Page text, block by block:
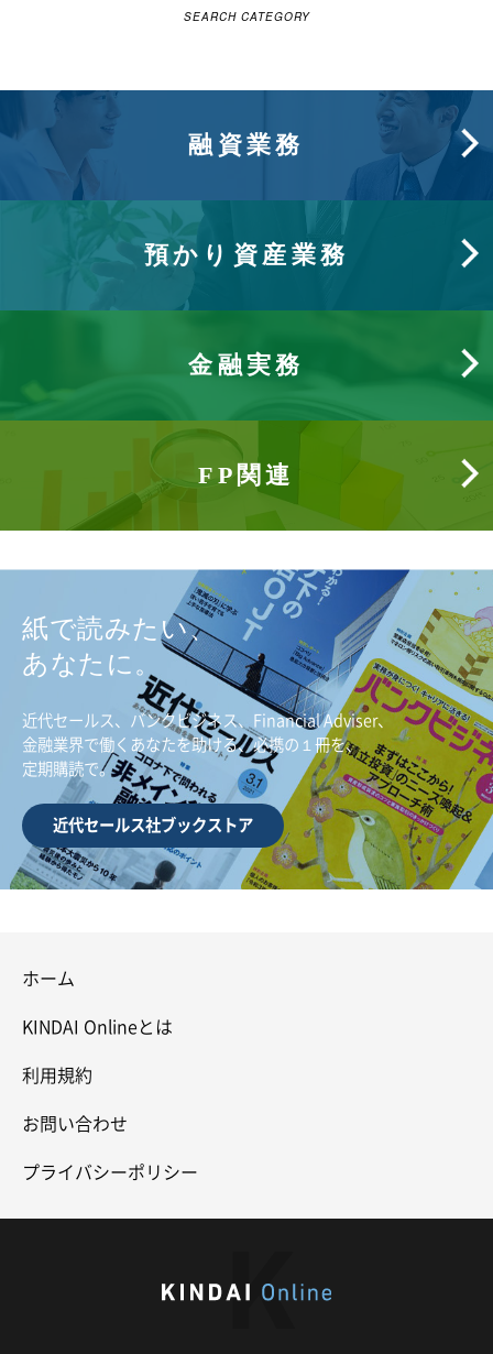
SEARCH CATEGORY
融資業務
預かり資産業務
金融実務
FP関連
紙で読みたい、
あなたに。
近代セールス、バンクビジネス、Financial Adviser、
金融業界で働くあなたを助ける、必携の１冊を、
定期購読で。
近代セールス社ブックストア
ホーム
KINDAI Onlineとは
利用規約
お問い合わせ
プライバシーポリシー